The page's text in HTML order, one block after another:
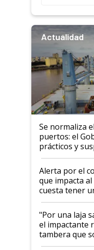
Actualidad
Se normaliza
puertos: el
prácticos y
desregulación
Alerta por el
que impacta
cuesta tener
y el peligro
pase a ser
"Por una laja
el impactante
tambera que
tornado